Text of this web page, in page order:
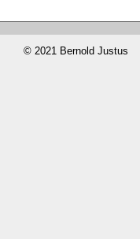
© 2021 Bernold Justus